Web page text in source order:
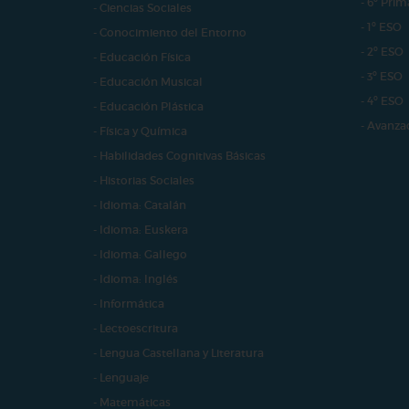
- Ciencias Sociales
- Conocimiento del Entorno
- Educación Física
- Educación Musical
- Educación Plástica
- Física y Química
- Habilidades Cognitivas Básicas
- Historias Sociales
- Idioma: Catalán
- Idioma: Euskera
- Idioma: Gallego
- Idioma: Inglés
- Informática
- Lectoescritura
- Lengua Castellana y Literatura
- Lenguaje
- Matemáticas
- 1º ESO
- 2º ESO
- 3º ESO
- 4º ESO
-